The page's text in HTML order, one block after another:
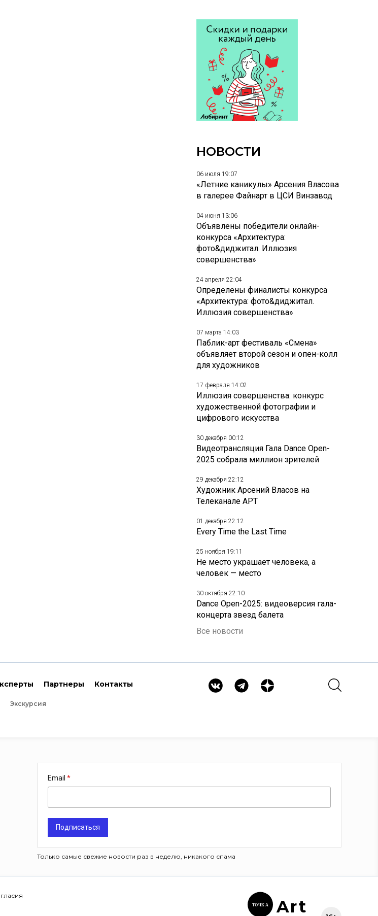
НОВОСТИ
06 июля 19:07
«Летние каникулы» Арсения Власова
в галерее Файнарт в ЦСИ Винзавод
04 июня 13:06
Объявлены победители онлайн-
конкурса «Архитектура:
фото&диджитал. Иллюзия
совершенства»
24 апреля 22:04
Определены финалисты конкурса
«Архитектура: фото&диджитал.
Иллюзия совершенства»
07 марта 14:03
Паблик-арт фестиваль «Смена»
объявляет второй сезон и опен-колл
для художников
17 февраля 14:02
Иллюзия совершенства: конкурс
художественной фотографии и
цифрового искусства
30 декабря 00:12
Видеотрансляция Гала Dance Open-
2025 собрала миллион зрителей
29 декабря 22:12
Художник Арсений Власов на
Телеканале АРТ
01 декабря 22:12
Every Time the Last Time
25 ноября 19:11
Не место украшает человека, а
человек — место
30 октября 22:10
Dance Open-2025: видеоверсия гала-
концерта звезд балета
Все новости
Партнеры Контакты
Экскурсия
Email
Подписаться
Только самые свежие новости раз в неделю, никакого спама
ТОЧК А Art